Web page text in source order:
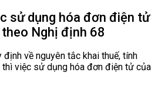
sử dụng hóa đơn điện tử
Nghị định 68
về nguyên tắc khai thuế, tính
việc sử dụng hóa đơn điện tử của